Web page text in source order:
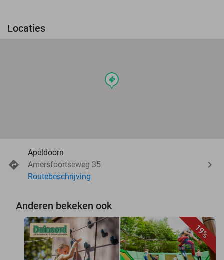
Locaties
events
Apeldoorn
Amersfoortseweg 35
Routebeschrijving
Anderen bekeken ook
19%